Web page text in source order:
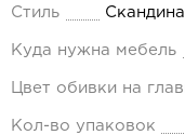
Стиль
Куда нужна мебель
Цвет обивки на
Кол-во упаковок